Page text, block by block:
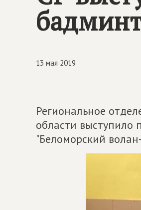
13 мая 2019
Региональное
области выступило
"Беломорский